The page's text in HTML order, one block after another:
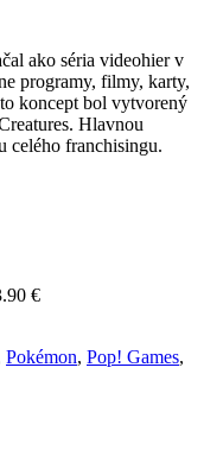
ako séria videohier v
programy, filmy, karty,
koncept bol vytvorený
Hlavnou
celého franchisingu.
€
Pokémon, Pop! Games,